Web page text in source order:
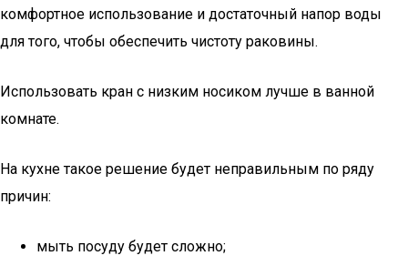
комфортное использование и достаточный напор воды
для того, чтобы обеспечить чистоту раковины.
Использовать кран с низким носиком лучше в ванной
комнате.
На кухне такое решение будет неправильным по ряду
причин:
мыть посуду будет сложно;